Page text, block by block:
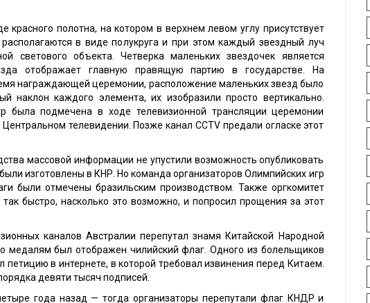
полотна, на котором в верхнем левом углу присутствует
в виде полукруга и при этом каждый звездный луч
светового объекта. Четверка маленьких звездочек является
отображает главную правящую партию в государстве. На
награждающей церемонии, расположение маленьких звезд было
наклон каждого элемента, их изобразили просто вертикально.
была подмечена в ходе телевизионной трансляции церемонии
телевидении. Позже канал CCTV предали огласке этот
массовой информации не упустили возможность опубликовать
изготовлены в КНР. Но команда организаторов Олимпийских игр
были отмечены бразильским производством. Также оргкомитет
быстро, насколько это возможно, и попросил прощения за этот
каналов Австралии перепутал знамя Китайской Народной
медалям был отображен чилийский флаг. Одного из болельщиков
петицию в интернете, в которой требовал извинения перед Китаем.
девяти тысяч подписей.
года назад — тогда организаторы перепутали флаг КНДР и